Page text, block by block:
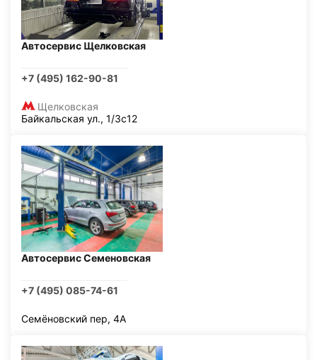
Автосервис Щелковская
+7 (495) 162-90-81
Щелковская
Байкальская ул., 1/3с12
Автосервис Семеновская
+7 (495) 085-74-61
Семёновский пер, 4А